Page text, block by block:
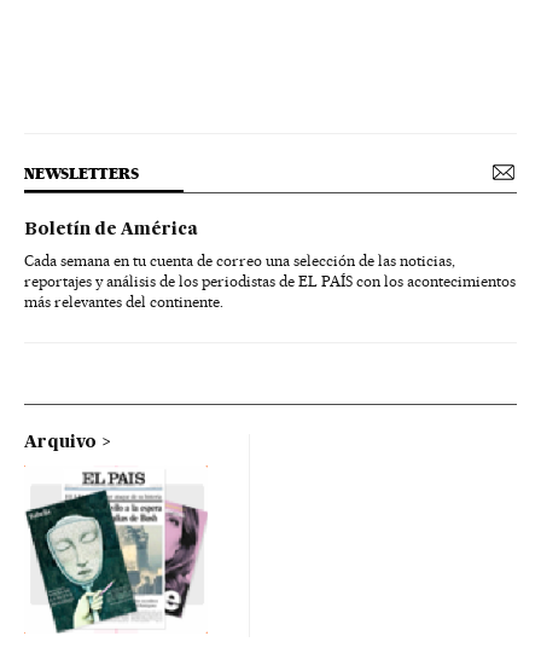
NEWSLETTERS
Boletín de América
Cada semana en tu cuenta de correo una selección de las noticias,
reportajes y análisis de los periodistas de EL PAÍS con los acontecimientos
más relevantes del continente.
Arquivo